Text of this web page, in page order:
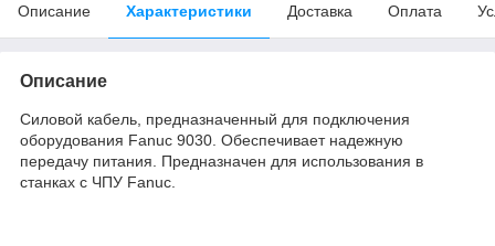
Описание Характеристики Доставка Оплата
Описание
Силовой кабель, предназначенный для подключения
оборудования Fanuc 9030. Обеспечивает надежную
передачу питания. Предназначен для использования в
станках с ЧПУ Fanuc.